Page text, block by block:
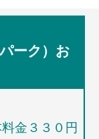
ーク）お
金３３０円